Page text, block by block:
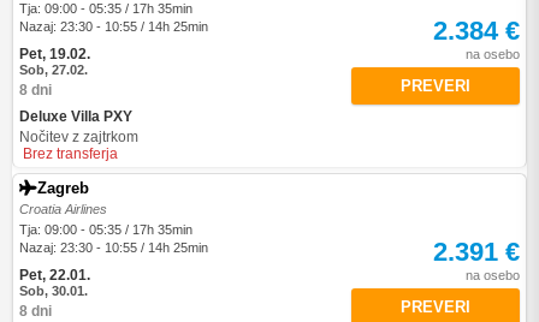
Tja: 09:00 - 05:35 / 17h 35min
Nazaj: 23:30 - 10:55 / 14h 25min
Pet, 19.02.
Sob, 27.02.
8 dni
Deluxe Villa PXY
Nočitev z zajtrkom
Brez transferja
2.384 €
na osebo
PREVERI
Zagreb
Croatia Airlines
Tja: 09:00 - 05:35 / 17h 35min
Nazaj: 23:30 - 10:55 / 14h 25min
Pet, 22.01.
Sob, 30.01.
8 dni
2.391 €
na osebo
PREVERI